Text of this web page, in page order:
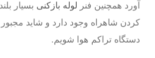
آورد همچنین فنر لوله بازکنی بسیار
کردن شاهراه وجود دارد و شاید مجبور
دستگاه تراکم هوا شویم.